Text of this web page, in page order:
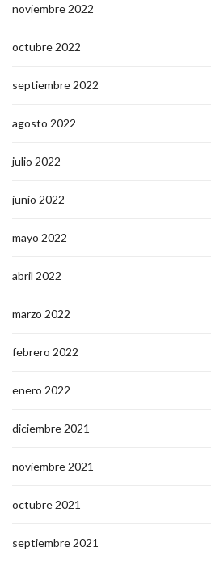
noviembre 2022
octubre 2022
septiembre 2022
agosto 2022
julio 2022
junio 2022
mayo 2022
abril 2022
marzo 2022
febrero 2022
enero 2022
diciembre 2021
noviembre 2021
octubre 2021
septiembre 2021